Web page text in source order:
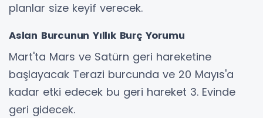
planlar size keyif verecek.
Aslan Burcunun Yıllık Burç Yorumu
Mart'ta Mars ve Satürn geri hareketine
başlayacak Terazi burcunda ve 20 Mayıs'a
kadar etki edecek bu geri hareket 3. Evinde
geri gidecek.